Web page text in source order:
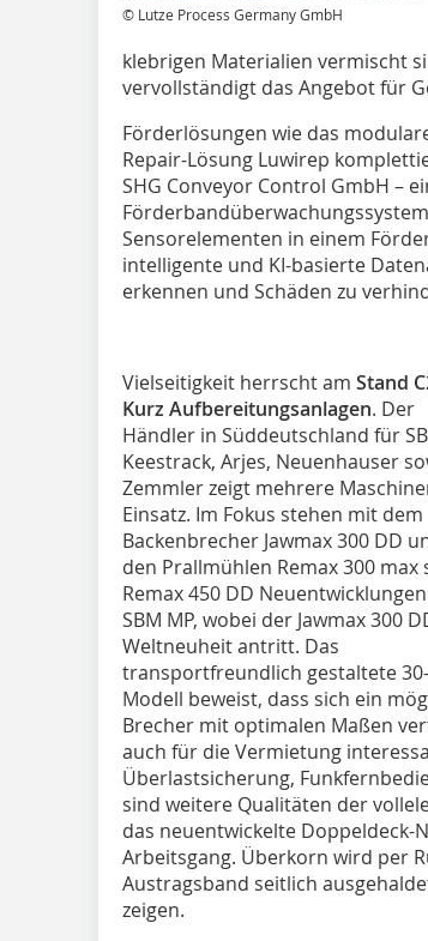
© Lutze Process Germany GmbH
klebrigen Materialien vermischt
vervollständigt das Angebot für
Förderlösungen wie das
Repair-Lösung Luwirep
SHG Conveyor Control GmbH –
Sensorelementen in einem
intelligente und KI-basierte
erkennen und Schäden zu
Vielseitigkeit herrscht am Stand
Kurz Aufbereitungsanlagen. Der
Händler in Süddeutschland für
Keestrack, Arjes, Neuenhauser
Zemmler zeigt mehrere
Einsatz. Im Fokus stehen mit dem
Backenbrecher Jawmax 300 DD
den Prallmühlen Remax 300 max
Remax 450 DD
SBM MP, wobei der Jawmax 300
Weltneuheit antritt. Das
transportfreundlich gestaltete
Modell beweist, dass sich ein
Brecher mit optimalen Maßen
auch für die Vermietung
Überlastsicherung,
sind weitere Qualitäten der
das neuentwickelte
Arbeitsgang. Überkorn wird per
Austragsband seitlich
zeigen.